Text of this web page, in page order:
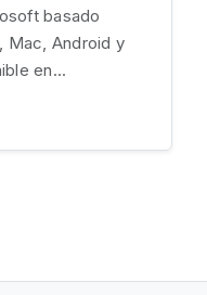
basado
Mac, Android y
en...